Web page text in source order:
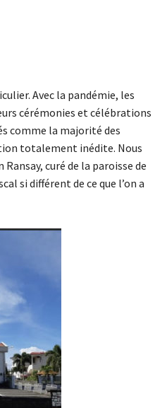
Avec la pandémie, les
cérémonies et célébrations
comme la majorité des
totalement inédite. Nous
curé de la paroisse de
si différent de ce que l’on a